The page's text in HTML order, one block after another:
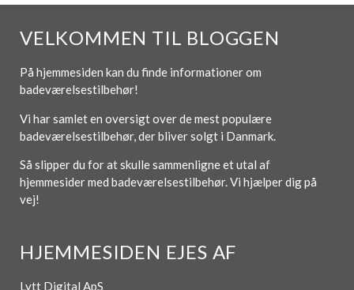
VELKOMMEN TIL BLOGGEN
På hjemmesiden kan du finde informationer om
badeværelsestilbehør!
Vi har samlet en oversigt over de mest populære
badeværelsestilbehør, der bliver solgt i Danmark.
Så slipper du for at skulle sammenligne et utal af
hjemmesider med badeværelsestilbehør. Vi hjælper dig på
vej!
HJEMMESIDEN EJES AF
Lytt Digital ApS